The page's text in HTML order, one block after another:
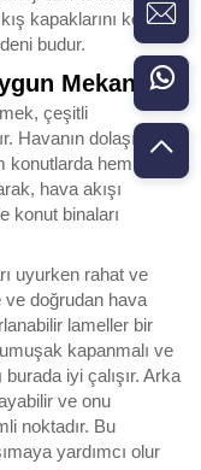
kapaklarını kontrol
budur.
Mekanlar
çeşitli
dolaşımının
konutlarda hem de
hava akışı
konut binaları
uyurken rahat ve
ve doğrudan hava
lameller bir
kapanmalı ve
iyi çalışır. Arka
ve onu
noktadır. Bu
yardımcı olur